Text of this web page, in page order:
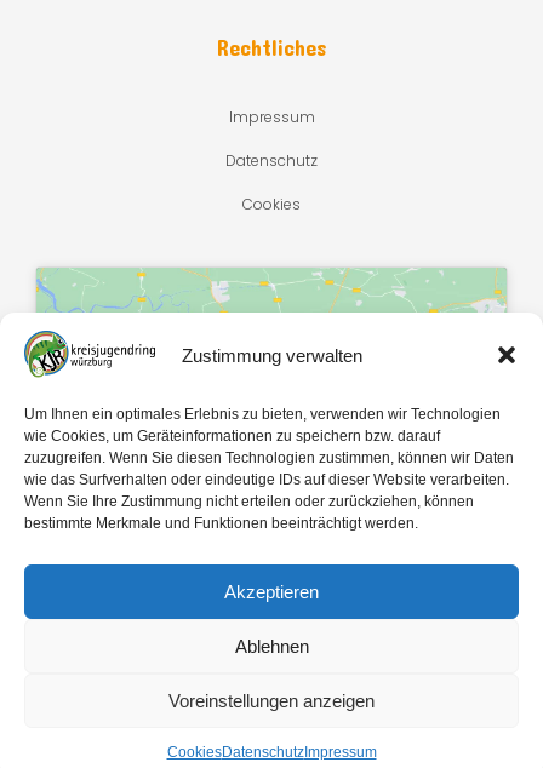
Zustimmung verwalten
Um Ihnen ein optimales Erlebnis zu bieten, verwenden wir Technologien
wie Cookies, um Geräteinformationen zu speichern bzw. darauf
zuzugreifen. Wenn Sie diesen Technologien zustimmen, können wir Daten
wie das Surfverhalten oder eindeutige IDs auf dieser Website verarbeiten.
Wenn Sie Ihre Zustimmung nicht erteilen oder zurückziehen, können
bestimmte Merkmale und Funktionen beeinträchtigt werden.
Akzeptieren
Ablehnen
Voreinstellungen anzeigen
CookiesDatenschutzImpressum
Rechtliches
Impressum
Datenschutz
Cookies
Klicke hier, um Marketing-Cookies zu
akzeptieren und diesen Inhalt zu
aktivieren
Copyright © 2026